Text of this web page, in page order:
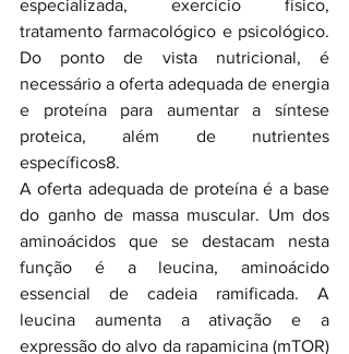
especializada, exercício físico,
tratamento farmacológico e psicológico.
Do ponto de vista nutricional, é
necessário a oferta adequada de energia
e proteína para aumentar a síntese
proteica, além de nutrientes
específicos8.
A oferta adequada de proteína é a base
do ganho de massa muscular. Um dos
aminoácidos que se destacam nesta
função é a leucina, aminoácido
essencial de cadeia ramificada. A
leucina aumenta a ativação e a
expressão do alvo da rapamicina (mTOR)